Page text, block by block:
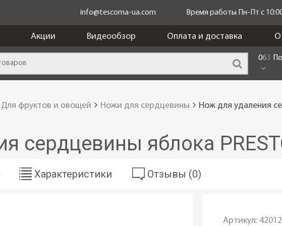
info@tescoma-ua.com Время работы Пн-Пт c
Акции Видеообзор Оплата и доставка О
063
Для фруктов и овощей Ножи для сердцевины Нож для удаления
сердцевины яблока
Характеристики Отзывы (0)
Артикул: